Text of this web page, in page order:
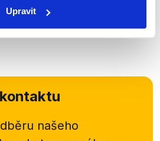
Upravitzahraničí...
našeho